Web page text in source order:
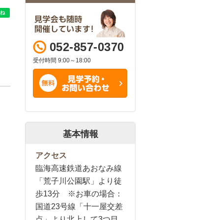
052-857-0370
受付時間 9:00～18:00
基本情報
アクセス
臨海高速鉄道あおなみ線
「荒子川公園駅」より徒
歩13分 ※お車の場合：
国道23号線「十一屋交差